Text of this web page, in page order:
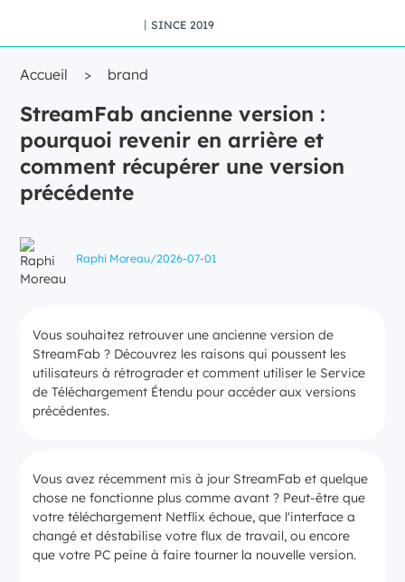
丨SINCE 2019
Accueil > brand
StreamFab ancienne version :
pourquoi revenir en arrière et
comment récupérer une version
précédente
Raphi Moreau/2026-07-01
Vous souhaitez retrouver une ancienne version de
StreamFab ? Découvrez les raisons qui poussent les
utilisateurs à rétrograder et comment utiliser le Service
de Téléchargement Étendu pour accéder aux versions
précédentes.
Vous avez récemment mis à jour StreamFab et quelque
chose ne fonctionne plus comme avant ? Peut-être que
votre téléchargement Netflix échoue, que l'interface a
changé et déstabilise votre flux de travail, ou encore
que votre PC peine à faire tourner la nouvelle version.